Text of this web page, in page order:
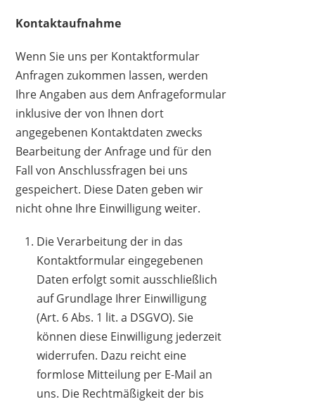
Kontaktaufnahme
Wenn Sie uns per Kontaktformular
Anfragen zukommen lassen, werden
Ihre Angaben aus dem Anfrageformular
inklusive der von Ihnen dort
angegebenen Kontaktdaten zwecks
Bearbeitung der Anfrage und für den
Fall von Anschlussfragen bei uns
gespeichert. Diese Daten geben wir
nicht ohne Ihre Einwilligung weiter.
Die Verarbeitung der in das
Kontaktformular eingegebenen
Daten erfolgt somit ausschließlich
auf Grundlage Ihrer Einwilligung
(Art. 6 Abs. 1 lit. a DSGVO). Sie
können diese Einwilligung jederzeit
widerrufen. Dazu reicht eine
formlose Mitteilung per E-Mail an
uns. Die Rechtmäßigkeit der bis